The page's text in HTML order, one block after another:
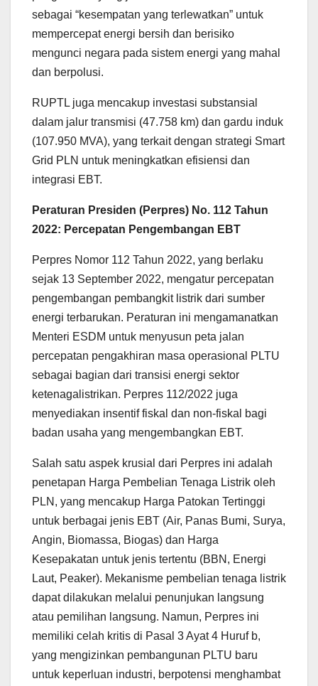
sebagai “kesempatan yang terlewatkan” untuk
mempercepat energi bersih dan berisiko
mengunci negara pada sistem energi yang mahal
dan berpolusi.
RUPTL juga mencakup investasi substansial
dalam jalur transmisi (47.758 km) dan gardu induk
(107.950 MVA), yang terkait dengan strategi Smart
Grid PLN untuk meningkatkan efisiensi dan
integrasi EBT.
Peraturan Presiden (Perpres) No. 112 Tahun
2022: Percepatan Pengembangan EBT
Perpres Nomor 112 Tahun 2022, yang berlaku
sejak 13 September 2022, mengatur percepatan
pengembangan pembangkit listrik dari sumber
energi terbarukan. Peraturan ini mengamanatkan
Menteri ESDM untuk menyusun peta jalan
percepatan pengakhiran masa operasional PLTU
sebagai bagian dari transisi energi sektor
ketenagalistrikan. Perpres 112/2022 juga
menyediakan insentif fiskal dan non-fiskal bagi
badan usaha yang mengembangkan EBT.
Salah satu aspek krusial dari Perpres ini adalah
penetapan Harga Pembelian Tenaga Listrik oleh
PLN, yang mencakup Harga Patokan Tertinggi
untuk berbagai jenis EBT (Air, Panas Bumi, Surya,
Angin, Biomassa, Biogas) dan Harga
Kesepakatan untuk jenis tertentu (BBN, Energi
Laut, Peaker). Mekanisme pembelian tenaga listrik
dapat dilakukan melalui penunjukan langsung
atau pemilihan langsung. Namun, Perpres ini
memiliki celah kritis di Pasal 3 Ayat 4 Huruf b,
yang mengizinkan pembangunan PLTU baru
untuk keperluan industri, berpotensi menghambat